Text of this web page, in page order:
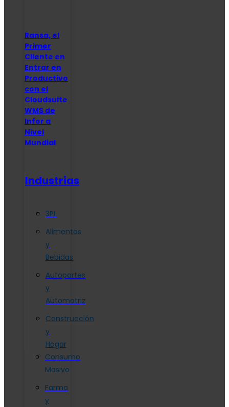
Ransa, el
Primer
Cliente en
Entrar en
Productivo
con el
Cloudsuite
WMS de
Infor a
Nivel
Mundial
Industrias
3PL
Alimentos
y
Bebidas
Autopartes
y
Automotriz
Construcción
y
Hogar
Consumo
Masivo
Farma
y